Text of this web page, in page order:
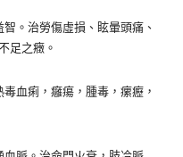
。治勞傷虛損、眩暈頭痛、
足之癥。
血痢，癰瘍，腫毒，瘰癧，